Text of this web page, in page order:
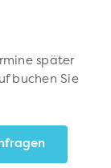
später
buchen Sie